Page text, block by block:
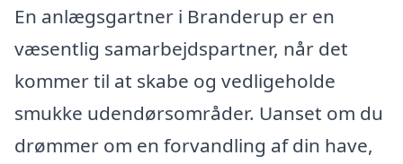
En anlægsgartner i Branderup er en
væsentlig samarbejdspartner, når det
kommer til at skabe og vedligeholde
smukke udendørsområder. Uanset om du
drømmer om en forvandling af din have,